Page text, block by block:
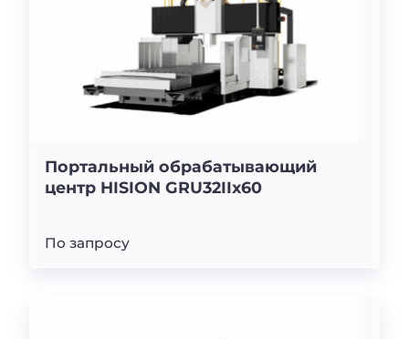
Портальный обрабатывающий
центр HISION GRU32IIx60
По запросу